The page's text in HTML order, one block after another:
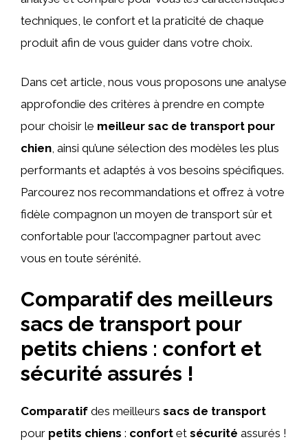
techniques, le confort et la praticité de chaque
produit afin de vous guider dans votre choix.
Dans cet article, nous vous proposons une analyse
approfondie des critères à prendre en compte
pour choisir le meilleur sac de transport pour
chien, ainsi qu’une sélection des modèles les plus
performants et adaptés à vos besoins spécifiques.
Parcourez nos recommandations et offrez à votre
fidèle compagnon un moyen de transport sûr et
confortable pour l’accompagner partout avec
vous en toute sérénité.
Comparatif des meilleurs
sacs de transport pour
petits chiens : confort et
sécurité assurés !
Comparatif des meilleurs sacs de transport
pour petits chiens : confort et sécurité assurés !